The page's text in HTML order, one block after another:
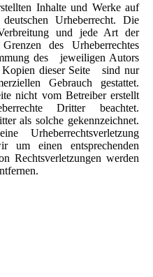
Inhalte und Werke auf
Urheberrecht. Die
und jede Art der
des Urheberrechtes
des jeweiligen Autors
Kopien dieser Seite sind nur
Gebrauch gestattet.
nicht vom Betreiber erstellt
Dritter beachtet.
als solche gekennzeichnet.
Urheberrechtsverletzung
um einen entsprechenden
Rechtsverletzungen werden